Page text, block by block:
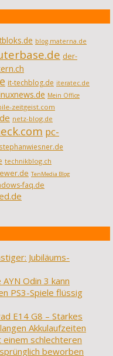
blog.materna.de
der-
it-techblog.de iteratec.de
Mein Office
zeitgeist.com
netz-blog.de
pc-
stephanwiesner.de
technikblog.ch
TenMedia Blog
faq.de
Jubiläums-
Odin 3 kann
PS3-Spiele flüssig
E14 G8 – Starkes
Akkulaufzeiten
einem schlechteren
beworben